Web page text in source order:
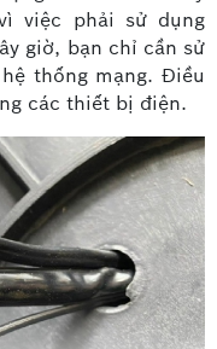
việc phải sử dụng
giờ, bạn chỉ cần sử
thống mạng. Điều
các thiết bị điện.